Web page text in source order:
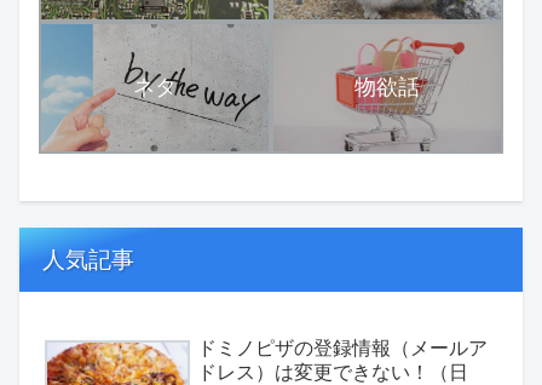
ネタ 物欲話
人気記事
ドミノピザの登録情報（メールア
ドレス）は変更できない！（日